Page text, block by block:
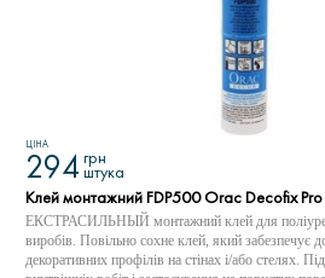
ЦІНА
294 грн
штука
Клей монтажний FDP500 Orac Decofix
ЕКСТРАСИЛЬНЫЙ монтажний клей для
виробів. Повільно сохне клей, який забезпечує
декоративних профілів на стінах і/або стелях.